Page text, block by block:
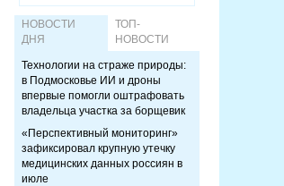
НОВОСТИ
ДНЯ
ТОП-
НОВОСТИ
Технологии на страже природы:
в Подмосковье ИИ и дроны
впервые помогли оштрафовать
владельца участка за борщевик
«Перспективный мониторинг»
зафиксировал крупную утечку
медицинских данных россиян в
июле